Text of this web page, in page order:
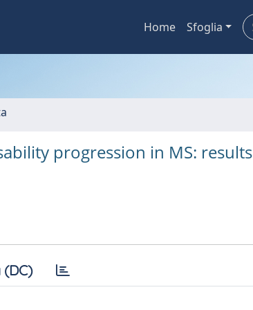
Home Sfoglia
progression in MS: results